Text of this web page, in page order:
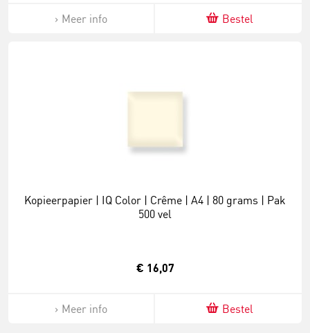
Meer info Bestel
Kopieerpapier | IQ Color | Crême | A4 | 80 grams | Pak
500 vel
€ 16,07
Meer info Bestel